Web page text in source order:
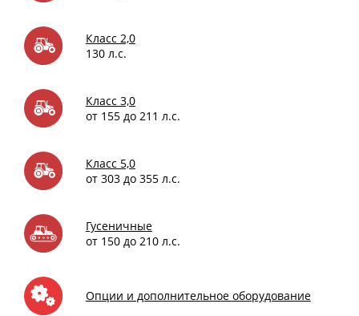
Класс 2,0
130 л.с.
Класс 3,0
от 155 до 211 л.с.
Класс 5,0
от 303 до 355 л.с.
Гусеничные
от 150 до 210 л.с.
Опции и дополнительное оборудование